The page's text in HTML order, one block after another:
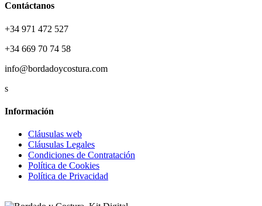
Contáctanos
+34 971 472 527
+34 669 70 74 58
info@bordadoycostura.com
s
Información
Cláusulas web
Cláusulas Legales
Condiciones de Contratación
Política de Cookies
Política de Privacidad